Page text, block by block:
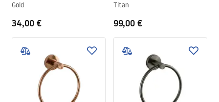
Gold
34,00 €
Titan
99,00 €